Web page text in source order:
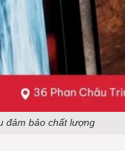
đảm bảo chất lượng